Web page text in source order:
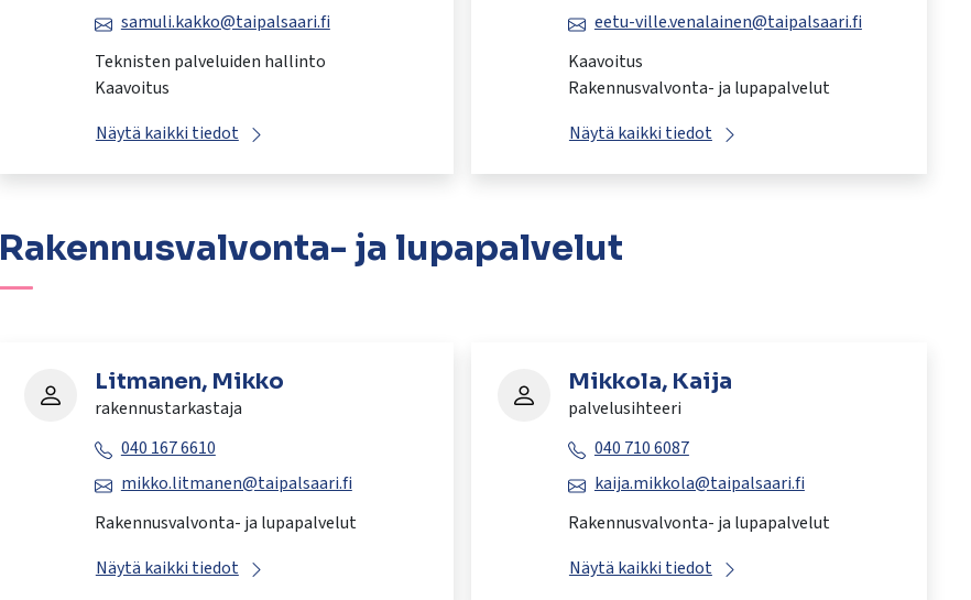
samuli.kakko@taipalsaari.fi
Teknisten palveluiden hallinto
Kaavoitus
Näytä kaikki tiedot
eetu-ville.venalainen@taipalsaari.fi
Kaavoitus
Rakennusvalvonta- ja lupapalvelut
Näytä kaikki tiedot
Rakennusvalvonta- ja lupapalvelut
Litmanen, Mikko
rakennustarkastaja
040 167 6610
mikko.litmanen@taipalsaari.fi
Rakennusvalvonta- ja lupapalvelut
Näytä kaikki tiedot
Mikkola, Kaija
palvelusihteeri
040 710 6087
kaija.mikkola@taipalsaari.fi
Rakennusvalvonta- ja lupapalvelut
Näytä kaikki tiedot